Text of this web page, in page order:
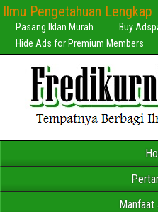
Ilmu Pengetahuan Lengkap
Pasang Iklan Murah
Buy
Hide Ads for Premium Members
Manfaat